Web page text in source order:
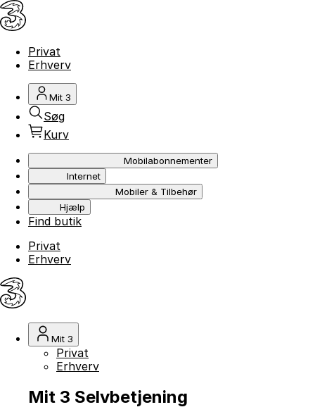
Privat
Erhverv
Mit 3
Søg
Kurv
Mobilabonnementer
Internet
Mobiler & Tilbehør
Hjælp
Find butik
Privat
Erhverv
Mit 3
Privat
Erhverv
Mit 3 Selvbetjening